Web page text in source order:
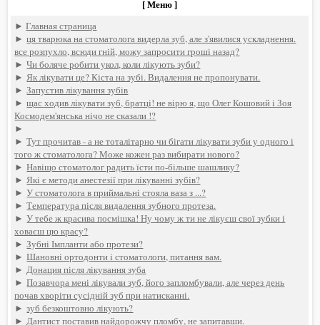
[ Меню ]
►Главная страница
►ця тварюка на стоматолога видерла зуб, але з'явилися ускладнення.
все розпухло, всюди гній, можу запросити гроші назад?
►Чи боляче робити укол, коли лікують зуби?
►Як лікувати це? Кіста на зубі. Видалення не пропонувати.
►Запустив лікування зубів
►щас ходив лікувати зуб, братці! не вірю я, що Олег Кошовий і Зоя
Космодем'янська нічо не сказали !?
►
►Тут прочитав - а не тоталітарно чи бігати лікувати зуби у одного і
того ж стоматолога? Може кожен раз вибирати нового?
►Навіщо стоматолог радить їсти по-більше шашлику?
►Які є методи анестезії при лікуванні зубів?
►У стоматолога в приймальні стояла ваза з ...?
►Температура після видалення зубного протеза.
►У тебе ж красива посмішка! Ну чому ж ти не лікуєш свої зубки і
ховаєш цю красу?
►Зубні Імпланти або протези?
►Шановні ортодонти і стоматологи, питання вам.
►Донация після лікування зуба
►Позавчора мені лікували зуб, його запломбували, але через день
почав хворіти сусідній зуб при натисканні.
►зуб безкоштовно лікують?
►Дантист поставив найдорожчу пломбу, не запитавши.